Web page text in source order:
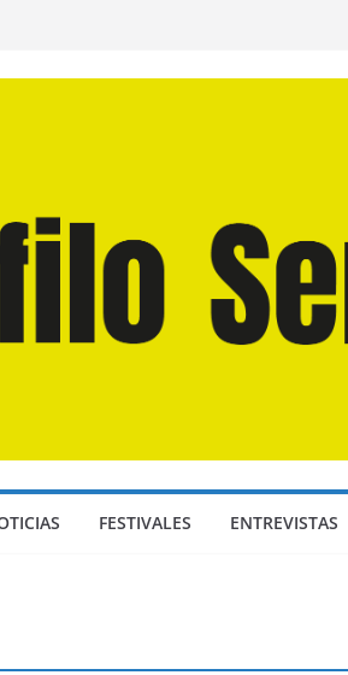
de «Los Caminantes
FESTIVALES ENTREVISTAS